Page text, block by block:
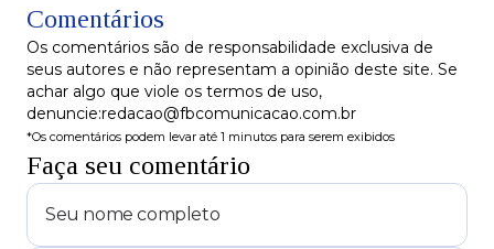
Comentários
Os comentários são de responsabilidade exclusiva de
seus autores e não representam a opinião deste site. Se
achar algo que viole os termos de uso,
denuncie:redacao@fbcomunicacao.com.br
*Os comentários podem levar até 1 minutos para serem exibidos
Faça seu comentário